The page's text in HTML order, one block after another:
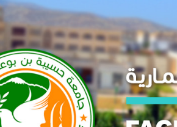
Aller
au
contenu